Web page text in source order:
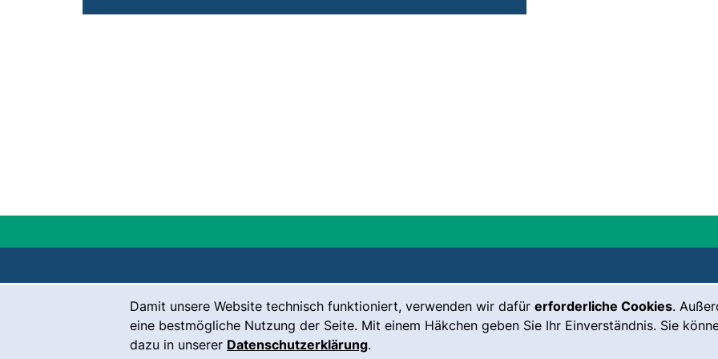
Damit unsere Website technisch funktioniert, verwenden wir dafür erforderliche Cookies.
eine bestmögliche Nutzung der Seite. Mit einem Häkchen geben Sie Ihr Einverständnis. Sie
dazu in unserer Datenschutzerklärung.
Kontakt
Karriere
Leichte Sprache
Gebärdensprache
Impressum